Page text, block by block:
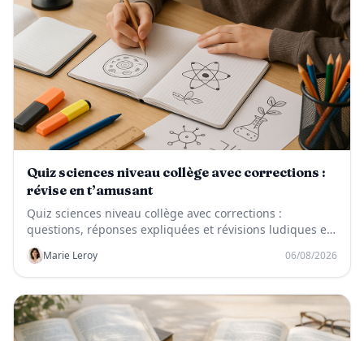
Quiz sciences niveau collège avec corrections :
révise en t’amusant
Quiz sciences niveau collège avec corrections :
questions, réponses expliquées et révisions ludiques en
SVT, physique-chimie et technologie.
Marie Leroy 06/08/2026